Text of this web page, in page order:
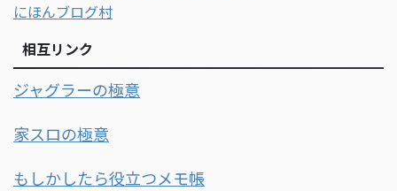
にほんブログ村
相互リンク
ジャグラーの極意
家スロの極意
もしかしたら役立つメモ帳